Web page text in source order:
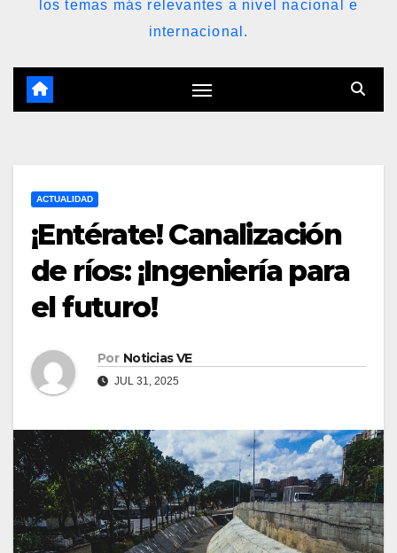
los temas más relevantes a nivel nacional e
internacional.
ACTUALIDAD
¡Entérate! Canalización
de ríos: ¡Ingeniería para
el futuro!
Por Noticias VE
JUL 31, 2025